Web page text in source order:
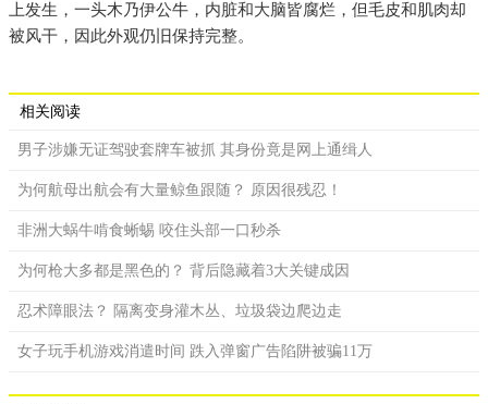
上发生，一头木乃伊公牛，内脏和大脑皆腐烂，但毛皮和肌肉却
被风干，因此外观仍旧保持完整。
相关阅读
男子涉嫌无证驾驶套牌车被抓 其身份竟是网上通缉人
为何航母出航会有大量鲸鱼跟随？ 原因很残忍！
非洲大蜗牛啃食蜥蜴 咬住头部一口秒杀
为何枪大多都是黑色的？ 背后隐藏着3大关键成因
忍术障眼法？ 隔离变身灌木丛、垃圾袋边爬边走
女子玩手机游戏消遣时间 跌入弹窗广告陷阱被骗11万